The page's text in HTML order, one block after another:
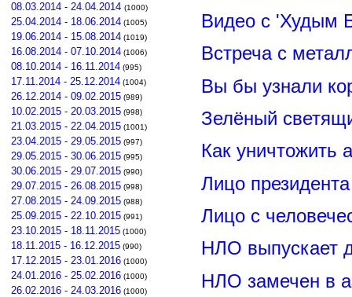
08.03.2014 - 24.04.2014 (1000)
25.04.2014 - 18.06.2014 (1005)
19.06.2014 - 15.08.2014 (1019)
16.08.2014 - 07.10.2014 (1006)
08.10.2014 - 16.11.2014 (995)
17.11.2014 - 25.12.2014 (1004)
26.12.2014 - 09.02.2015 (989)
10.02.2015 - 20.03.2015 (998)
21.03.2015 - 22.04.2015 (1001)
23.04.2015 - 29.05.2015 (997)
29.05.2015 - 30.06.2015 (995)
30.06.2015 - 29.07.2015 (990)
29.07.2015 - 26.08.2015 (998)
27.08.2015 - 24.09.2015 (988)
25.09.2015 - 22.10.2015 (991)
23.10.2015 - 18.11.2015 (1000)
18.11.2015 - 16.12.2015 (990)
17.12.2015 - 23.01.2016 (1000)
24.01.2016 - 25.02.2016 (1000)
26.02.2016 - 24.03.2016 (1000)
Видео с 'Худым
Встреча с
Вы бы узнали
Зелёный
Как уничтожить
Лицо
Лицо с
НЛО выпускает
НЛО замечен в